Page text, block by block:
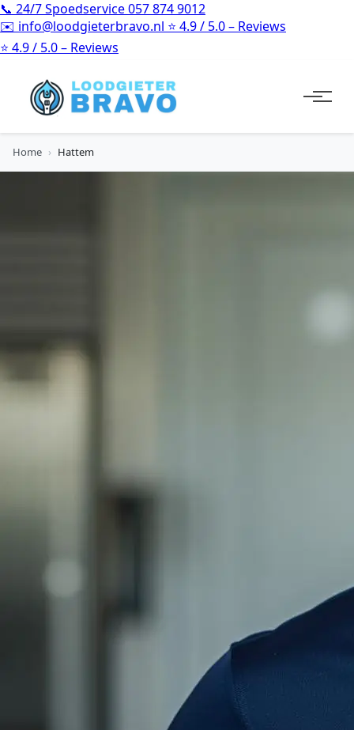
📞 24/7 Spoedservice057 874 9012
✉️ info@loodgieterbravo.nl ⭐ 4.9 / 5.0 – Reviews
⭐ 4.9 / 5.0 – Reviews
Home › Hattem